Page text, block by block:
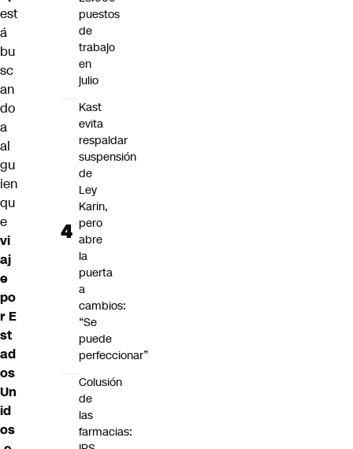
est
á
bu
sc
an
do
a
al
gu
ien
qu
e
vi
aj
e
po
r E
st
ad
os
Un
id
os
puestos
de
trabajo
en
julio
Kast
evita
respaldar
suspensión
de
Ley
Karin,
pero
abre
la
puerta
a
cambios:
“Se
puede
perfeccionar”
Colusión
de
las
farmacias: